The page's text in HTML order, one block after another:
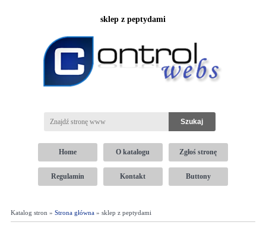
sklep z peptydami
Home O katalogu Zgłoś stronę
Regulamin Kontakt Buttony
Katalog stron » Strona główna» sklep z peptydami